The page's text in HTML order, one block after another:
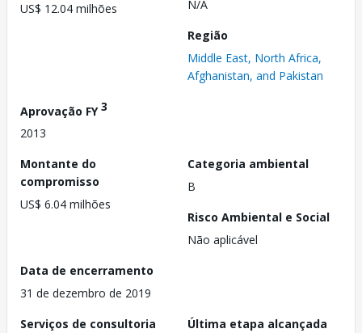
US$ 12.04 milhões
N/A
Região
Middle East, North Africa,
Afghanistan, and Pakistan
Aprovação FY3
2013
Montante do
compromisso
US$ 6.04 milhões
Categoria ambiental
B
Risco Ambiental e Social
Não aplicável
Data de encerramento
31 de dezembro de 2019
Serviços de consultoria
Última etapa alcançada